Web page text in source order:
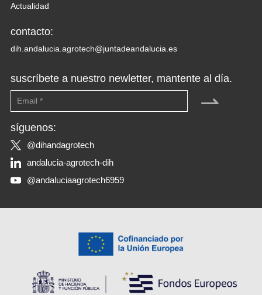
Actualidad
contacto:
dih.andalucia.agrotech@juntadeandalucia.es
suscríbete a nuestro newletter, mantente al día.
⇀
síguenos:
@dihandagrotech
andalucia-agrotech-dih
@andaluciaagrotech6959